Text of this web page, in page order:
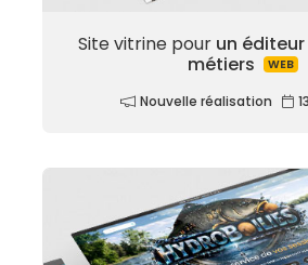
Site vitrine pour un
métiers
WEB
Nouvelle réalisation